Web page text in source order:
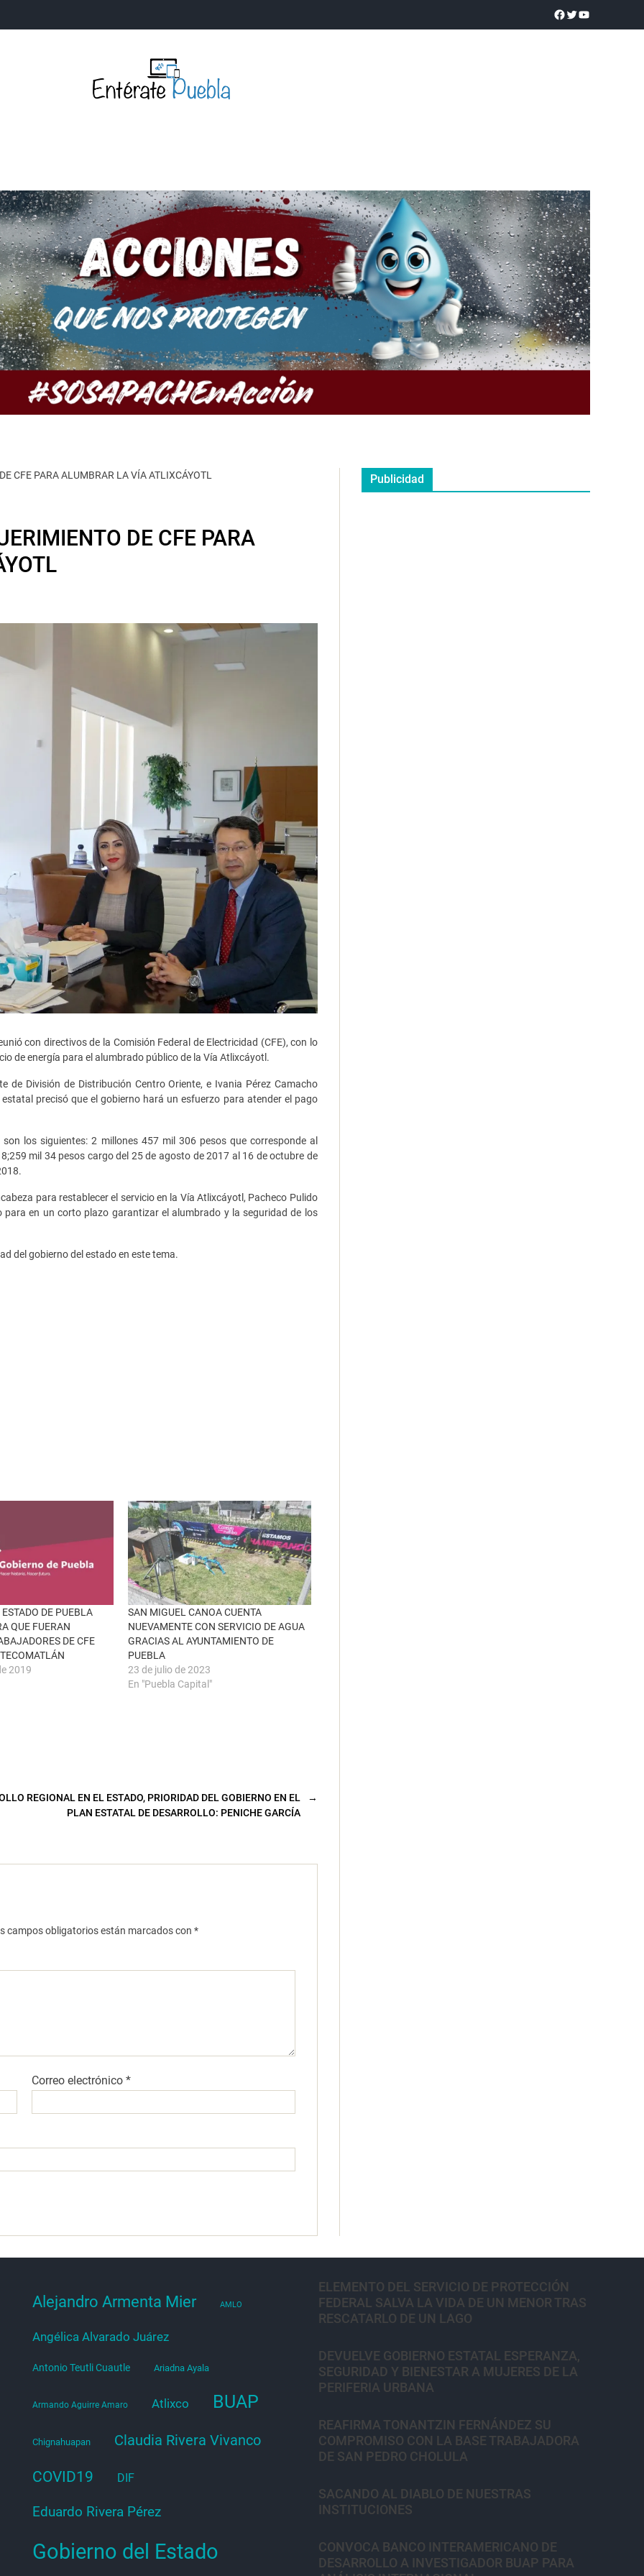
Y TECNOLOGÍA OPINIÓN SOCIEDAD ANUNCIOS
CFE PARA ALUMBRAR LA VÍA ATLIXCÁYOTL
DE CFE PARA
con directivos de la Comisión Federal de Electricidad (CFE), con lo
de energía para el alumbrado público de la Vía Atlixcáyotl.
de División de Distribución Centro Oriente, e Ivania Pérez Camacho
precisó que el gobierno hará un esfuerzo para atender el pago
los siguientes: 2 millones 457 mil 306 pesos que corresponde al
mil 34 pesos cargo del 25 de agosto de 2017 al 16 de octubre de
para restablecer el servicio en la Vía Atlixcáyotl, Pacheco Pulido
en un corto plazo garantizar el alumbrado y la seguridad de los
del gobierno del estado en este tema.
DE PUEBLA
QUE FUERAN
DE CFE
2019
SAN MIGUEL CANOA CUENTA
NUEVAMENTE CON SERVICIO DE AGUA
GRACIAS AL AYUNTAMIENTO DE
PUEBLA
23 de julio de 2023
En "Puebla Capital"
→
REGIONAL EN EL ESTADO, PRIORIDAD DEL GOBIERNO EN EL
PLAN ESTATAL DE DESARROLLO: PENICHE GARCÍA
campos obligatorios están marcados con *
Correo electrónico*
Publicidad
Alejandro Armenta Mier AMLO
Angélica Alvarado Juárez
Antonio Teutli Cuautle Ariadna Ayala
Armando Aguirre Amaro Atlixco BUAP
Chignahuapan Claudia Rivera Vivanco
COVID19 DIF
Eduardo Rivera Pérez
Gobierno del Estado
ELEMENTO DEL SERVICIO DE PROTECCIÓN
FEDERAL SALVA LA VIDA DE UN MENOR TRAS
RESCATARLO DE UN LAGO
DEVUELVE GOBIERNO ESTATAL ESPERANZA,
SEGURIDAD Y BIENESTAR A MUJERES DE LA
PERIFERIA URBANA
REAFIRMA TONANTZIN FERNÁNDEZ SU
COMPROMISO CON LA BASE TRABAJADORA
DE SAN PEDRO CHOLULA
SACANDO AL DIABLO DE NUESTRAS
INSTITUCIONES
CONVOCA BANCO INTERAMERICANO DE
DESARROLLO A INVESTIGADOR BUAP PARA